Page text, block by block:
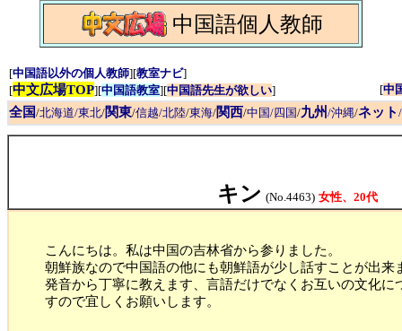
中国語個人教師
[中国語以外の個人教師][教室ナビ]
[中文広場TOP][中国語教室][中国語先生が欲しい] [中
全国/北海道/東北/関東/信越/北陸/東海/関西/中国/四国/九州/沖縄/ネット
キン (No.4463) 女性、20代
こんにちは。私は中国の吉林省から参りました。
朝鮮族なので中国語の他にも朝鮮語が少し話すことが出来
発音から丁寧に教えます、言語だけでなくお互いの文化
すので宜しくお願いします。